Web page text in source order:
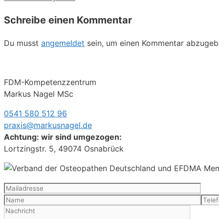
Schreibe einen Kommentar
Du musst angemeldet sein, um einen Kommentar
FDM-Kompetenzzentrum
Markus Nagel MSc
0541 580 512 96
praxis@markusnagel.de
Achtung: wir sind umgezogen:
Lortzingstr. 5, 49074 Osnabrück